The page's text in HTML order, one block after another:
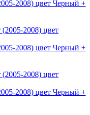
2008) цвет Черный +
2008) цвет Черный +
2008) цвет Черный +